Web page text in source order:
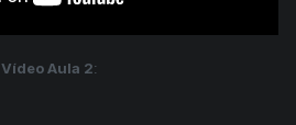
Vídeo Aula 2: